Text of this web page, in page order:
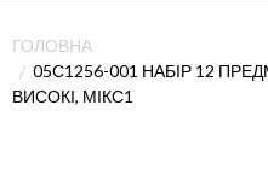
ГОЛОВНА
05С1256-001 НАБІР 12
ВИСОКІ, МІКС1